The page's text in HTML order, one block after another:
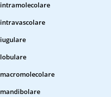
intramolecolare
intravascolare
iugulare
lobulare
macromolecolare
mandibolare